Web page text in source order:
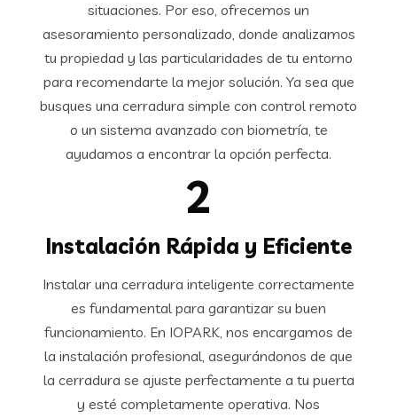
situaciones. Por eso, ofrecemos un
asesoramiento personalizado, donde analizamos
tu propiedad y las particularidades de tu entorno
para recomendarte la mejor solución. Ya sea que
busques una cerradura simple con control remoto
o un sistema avanzado con biometría, te
ayudamos a encontrar la opción perfecta.
2
Instalación Rápida y Eficiente
Instalar una cerradura inteligente correctamente
es fundamental para garantizar su buen
funcionamiento. En IOPARK, nos encargamos de
la instalación profesional, asegurándonos de que
la cerradura se ajuste perfectamente a tu puerta
y esté completamente operativa. Nos